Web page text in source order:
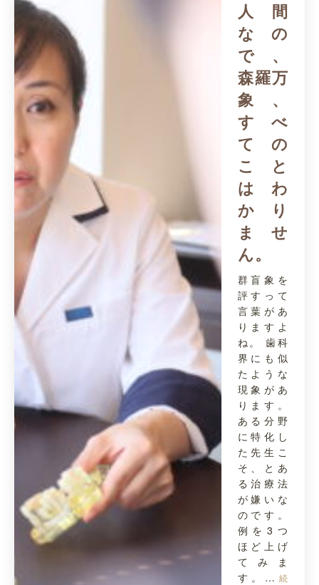
人間
なの
で、
森羅万
象、
すべ
ての
こと
はわ
かり
ませ
ん。
群盲象を
評すって
言葉があ
りますよ
ね。 歯科
界にも似
たような
現象があ
ります。
ある分野
に特化し
た先生こ
そ、とあ
る治療法
が嫌いな
のです。
例を3つ
ほど上げ
てみま
す。… 続